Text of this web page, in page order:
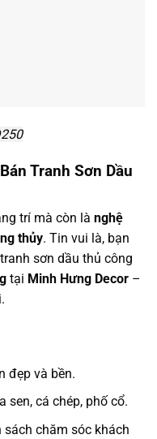
Tranh Sơn Dầu
trí mà còn là nghệ
thủy. Tin vui là, bạn
sơn dầu thủ công
tại Minh Hưng Decor –
đẹp và bền.
sen, cá chép, phố cổ.
chăm sóc khách